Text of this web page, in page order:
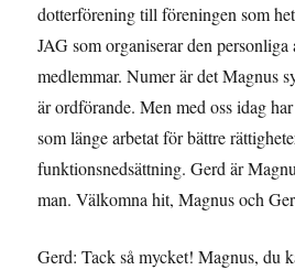
dotterförening till föreningen som
JAG som organiserar den personliga
medlemmar. Numer är det Magnus
är ordförande. Men med oss idag
som länge arbetat för bättre
funktionsnedsättning. Gerd är
man. Välkomna hit, Magnus och
Gerd: Tack så mycket! Magnus, du